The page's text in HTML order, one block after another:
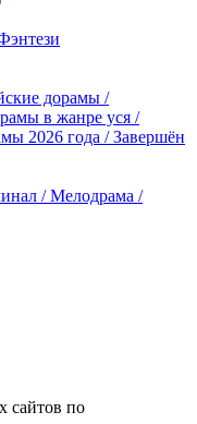
дорамы /
в жанре уся /
2026 года / Завершён
/ Мелодрама /
сайтов по